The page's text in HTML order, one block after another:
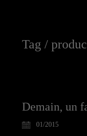
Tag /
Demain, un
01/2015